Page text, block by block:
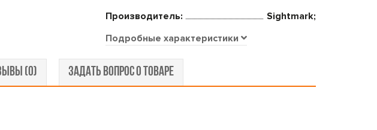
Производитель:
Sightmark;
Подробные характеристики
(0) ЗАДАТЬ ВОПРОС О ТОВАРЕ